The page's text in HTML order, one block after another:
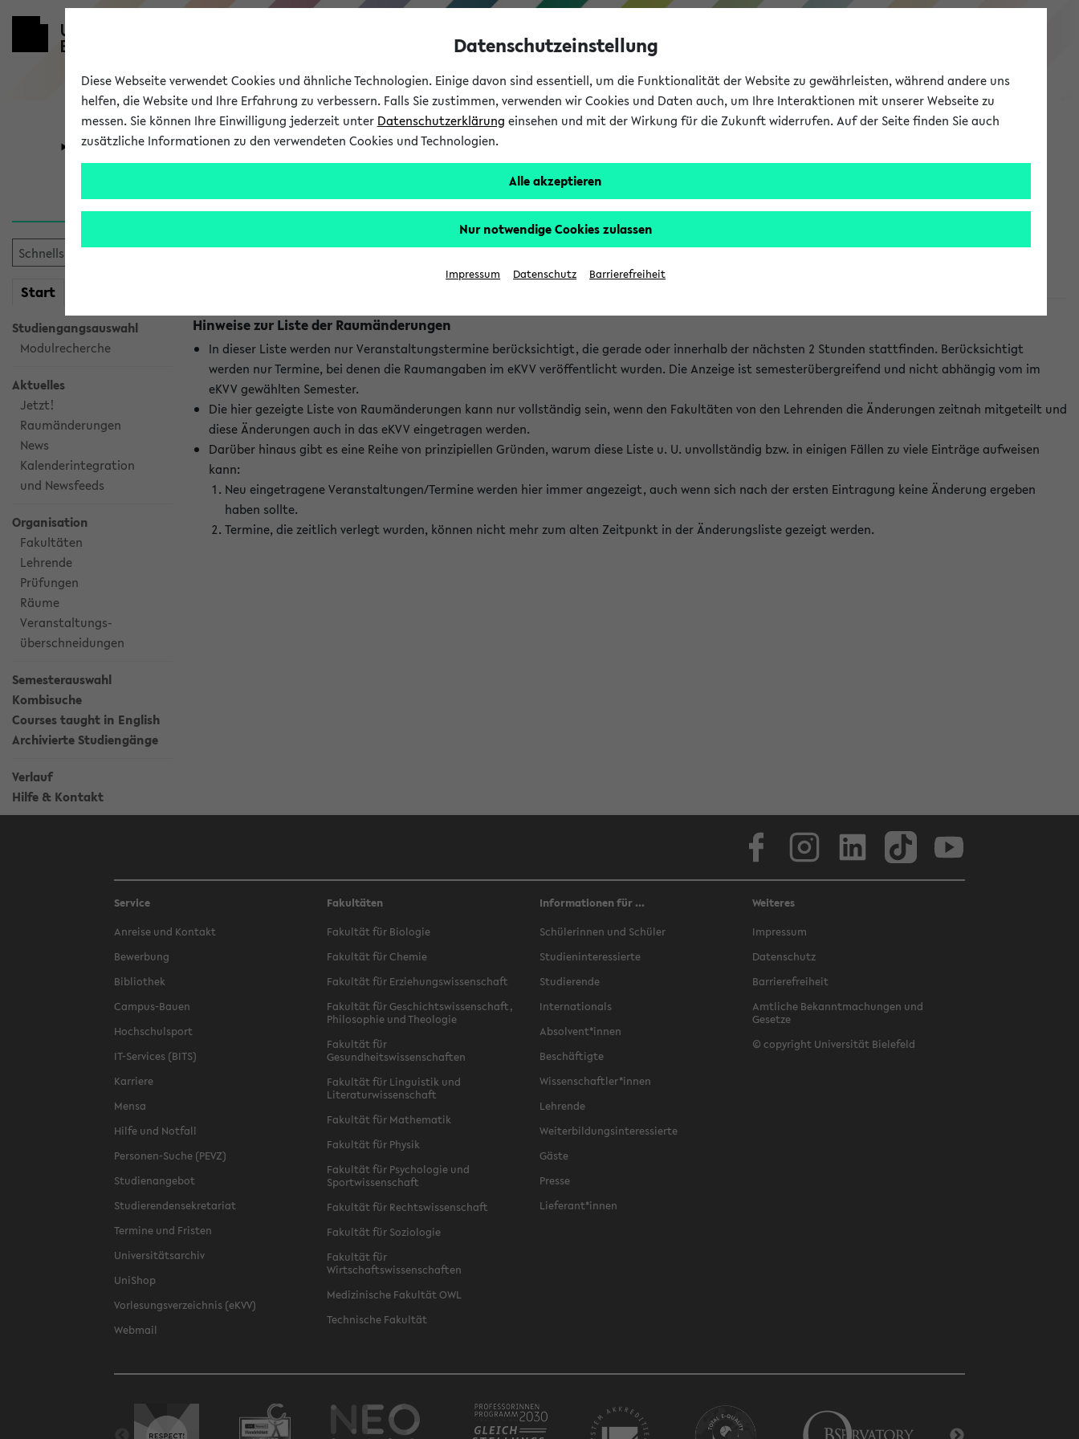
eKVV
Universität Forschung Studium
Start
Studiengangsauswahl
Modulrecherche
Aktuelles
Jetzt!
Raumänderungen
News
Kalenderintegration
und Newsfeeds
Organisation
Fakultäten
Lehrende
Prüfungen
Räume
Veranstaltungs-
überschneidungen
Semesterauswahl
Kombisuche
Courses taught in English
Archivierte Studiengänge
Verlauf
Hilfe & Kontakt
Raumänderungen
Hinweise zur Liste der Raumänderungen
In dieser Liste werden nur Veranstaltungstermine berücksichtigt, die gerade oder innerhalb der nächsten 2 Stunden stattfinden. Berücksichtigt
werden nur Termine, bei denen die Raumangaben im eKVV veröffentlicht wurden. Die Anzeige ist semesterübergreifend und nicht abhängig vom im
eKVV gewählten Semester.
Die hier gezeigte Liste von Raumänderungen kann nur vollständig sein, wenn den Fakultäten von den Lehrenden die Änderungen zeitnah mitgeteilt und
diese Änderungen auch in das eKVV eingetragen werden.
Darüber hinaus gibt es eine Reihe von prinzipiellen Gründen, warum diese Liste u. U. unvollständig bzw. in einigen Fällen zu viele Einträge aufweisen
kann:
Neu eingetragene Veranstaltungen/Termine werden hier immer angezeigt, auch wenn sich nach der ersten Eintragung keine Änderung ergeben
haben sollte.
Termine, die zeitlich verlegt wurden, können nicht mehr zum alten Zeitpunkt in der Änderungsliste gezeigt werden.
Service
Anreise und Kontakt
Bewerbung
Bibliothek
Campus-Bauen
Hochschulsport
IT-Services (BITS)
Karriere
Mensa
Hilfe und Notfall
Personen-Suche (PEVZ)
Studienangebot
Studierendensekretariat
Termine und Fristen
Universitätsarchiv
UniShop
Vorlesungsverzeichnis (eKVV)
Webmail
Fakultäten
Fakultät für Biologie
Fakultät für Chemie
Fakultät für Erziehungswissenschaft
Fakultät für Geschichtswissenschaft,
Philosophie und Theologie
Fakultät für
Gesundheitswissenschaften
Fakultät für Linguistik und
Literaturwissenschaft
Fakultät für Mathematik
Fakultät für Physik
Fakultät für Psychologie und
Sportwissenschaft
Fakultät für Rechtswissenschaft
Fakultät für Soziologie
Fakultät für
Wirtschaftswissenschaften
Medizinische Fakultät OWL
Technische Fakultät
Informationen für ...
Schülerinnen und Schüler
Studieninteressierte
Studierende
Internationals
Absolvent*innen
Beschäftigte
Wissenschaftler*innen
Lehrende
Weiterbildungsinteressierte
Gäste
Presse
Lieferant*innen
Weiteres
Impressum
Datenschutz
Barrierefreiheit
Amtliche Bekanntmachungen und
Gesetze
© copyright Universität Bielefeld
Datenschutzeinstellung
Diese Webseite verwendet Cookies und ähnliche Technologien. Einige davon sind essentiell, um die Funktionalität der Website zu gewährleisten, während andere uns
helfen, die Website und Ihre Erfahrung zu verbessern. Falls Sie zustimmen, verwenden wir Cookies und Daten auch, um Ihre Interaktionen mit unserer Webseite zu
messen. Sie können Ihre Einwilligung jederzeit unter Datenschutzerklärung einsehen und mit der Wirkung für die Zukunft widerrufen. Auf der Seite finden Sie auch
zusätzliche Informationen zu den verwendeten Cookies und Technologien.
Alle akzeptieren
Nur notwendige Cookies zulassen
Impressum Datenschutz Barrierefreiheit